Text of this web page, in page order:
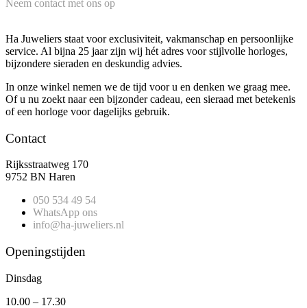
Neem contact met ons op
Ha Juweliers staat voor exclusiviteit, vakmanschap en persoonlijke
service. Al bijna 25 jaar zijn wij hét adres voor stijlvolle horloges,
bijzondere sieraden en deskundig advies.
In onze winkel nemen we de tijd voor u en denken we graag mee.
Of u nu zoekt naar een bijzonder cadeau, een sieraad met betekenis
of een horloge voor dagelijks gebruik.
Contact
Rijksstraatweg 170
9752 BN Haren
050 534 49 54
WhatsApp ons
info@ha-juweliers.nl
Openingstijden
Dinsdag
10.00 – 17.30